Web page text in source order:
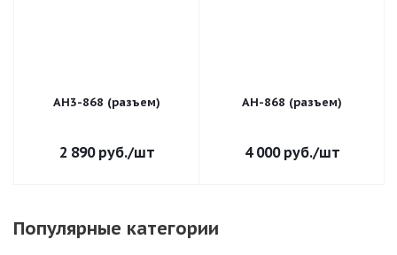
АН3-868 (разъем)
2 890руб./шт
АН-868 (разъем)
4 000руб./шт
Популярные категории